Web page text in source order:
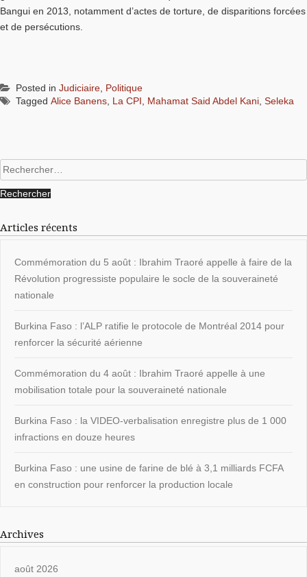
Bangui en 2013, notamment d’actes de torture, de disparitions forcées
et de persécutions.
Posted in Judiciaire Politique
Tagged Alice Banens La CPI Mahamat Said Abdel Kani Seleka
Rechercher :
Articles récents
Commémoration du 5 août : Ibrahim Traoré appelle à faire de la
Révolution progressiste populaire le socle de la souveraineté
nationale
Burkina Faso : l’ALP ratifie le protocole de Montréal 2014 pour
renforcer la sécurité aérienne
Commémoration du 4 août : Ibrahim Traoré appelle à une
mobilisation totale pour la souveraineté nationale
Burkina Faso : la VIDEO-verbalisation enregistre plus de 1 000
infractions en douze heures
Burkina Faso : une usine de farine de blé à 3,1 milliards FCFA
en construction pour renforcer la production locale
Archives
août 2026